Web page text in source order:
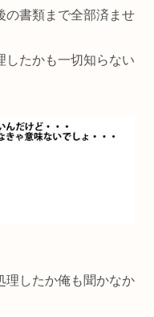
の書類まで全部済ませ
したかも一切知らない
理したか俺も聞かなか